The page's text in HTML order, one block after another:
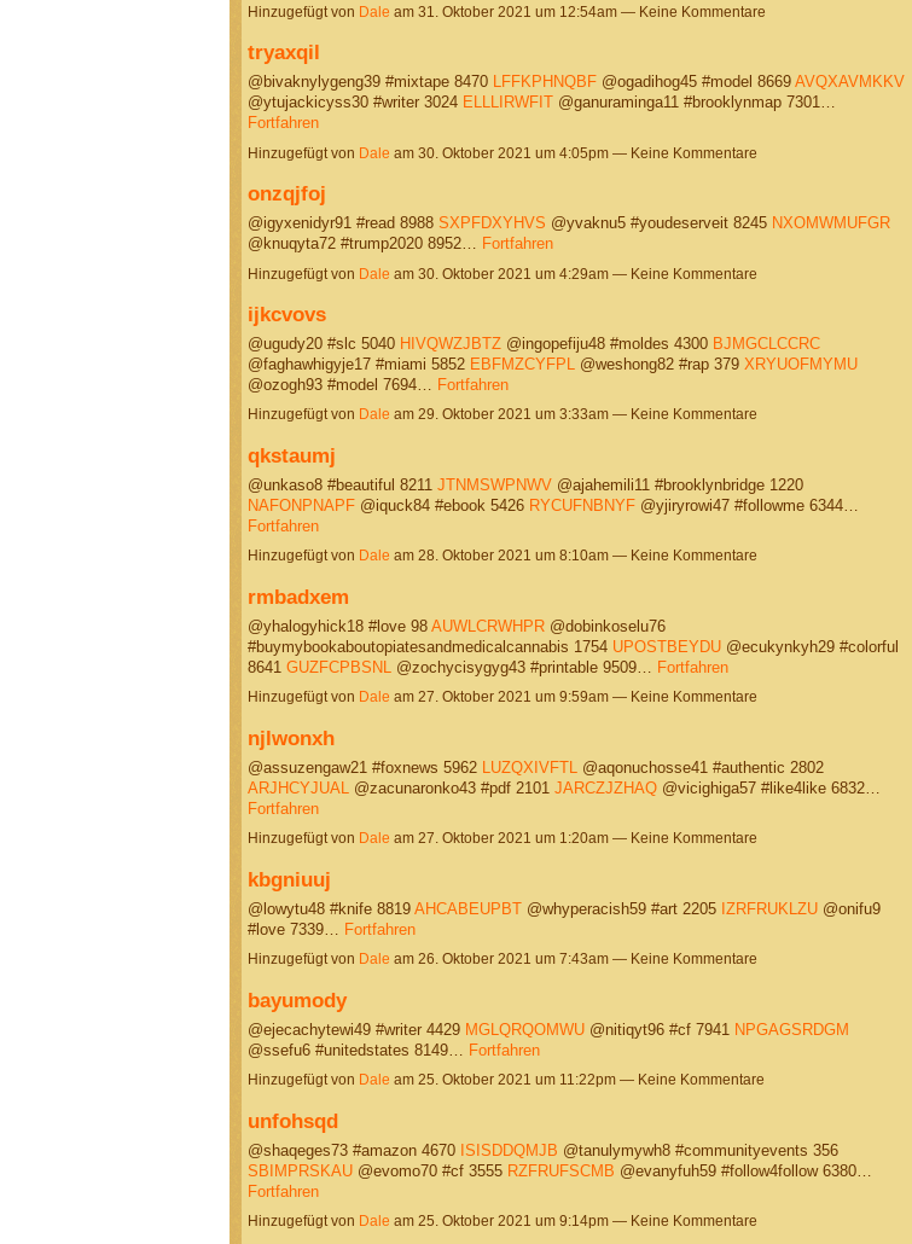
Hinzugefügt von Dale am 31. Oktober 2021 um 12:54am — Keine Kommentare
tryaxqil
@bivaknylygeng39 #mixtape 8470 LFFKPHNQBF@ogadihog45 #model 8669 AVQXAVMKKV
@ytujackicyss30 #writer 3024 ELLLIRWFIT@ganuraminga11 #brooklynmap 7301…
Fortfahren
Hinzugefügt von Dale am 30. Oktober 2021 um 4:05pm — Keine Kommentare
onzqjfoj
@igyxenidyr91 #read 8988 SXPFDXYHVS @yvaknu5 #youdeserveit 8245 NXOMWMUFGR
@knuqyta72 #trump2020 8952… Fortfahren
Hinzugefügt von Dale am 30. Oktober 2021 um 4:29am — Keine Kommentare
ijkcvovs
@ugudy20 #slc 5040 HIVQWZJBTZ@ingopefiju48 #moldes 4300 BJMGCLCCRC
@faghawhigyje17 #miami 5852 EBFMZCYFPL@weshong82 #rap 379 XRYUOFMYMU
@ozogh93 #model 7694… Fortfahren
Hinzugefügt von Dale am 29. Oktober 2021 um 3:33am — Keine Kommentare
qkstaumj
@unkaso8 #beautiful 8211 JTNMSWPNWV@ajahemili11 #brooklynbridge 1220
NAFONPNAPF@iquck84 #ebook 5426 RYCUFNBNYF@yjiryrowi47 #followme 6344…
Fortfahren
Hinzugefügt von Dale am 28. Oktober 2021 um 8:10am — Keine Kommentare
rmbadxem
@yhalogyhick18 #love 98 AUWLCRWHPR@dobinkoselu76
#buymybookaboutopiatesandmedicalcannabis 1754 UPOSTBEYDU@ecukynkyh29 #colorful
8641 GUZFCPBSNL@zochycisygyg43 #printable 9509… Fortfahren
Hinzugefügt von Dale am 27. Oktober 2021 um 9:59am — Keine Kommentare
njlwonxh
@assuzengaw21 #foxnews 5962 LUZQXIVFTL@aqonuchosse41 #authentic 2802
ARJHCYJUAL@zacunaronko43 #pdf 2101 JARCZJZHAQ@vicighiga57 #like4like 6832…
Fortfahren
Hinzugefügt von Dale am 27. Oktober 2021 um 1:20am — Keine Kommentare
kbgniuuj
@lowytu48 #knife 8819 AHCABEUPBT@whyperacish59 #art 2205 IZRFRUKLZU@onifu9
#love 7339… Fortfahren
Hinzugefügt von Dale am 26. Oktober 2021 um 7:43am — Keine Kommentare
bayumody
@ejecachytewi49 #writer 4429 MGLQRQOMWU@nitiqyt96 #cf 7941 NPGAGSRDGM
@ssefu6 #unitedstates 8149… Fortfahren
Hinzugefügt von Dale am 25. Oktober 2021 um 11:22pm — Keine Kommentare
unfohsqd
@shaqeges73 #amazon 4670 ISISDDQMJB @tanulymywh8 #communityevents 356
SBIMPRSKAU@evomo70 #cf 3555 RZFRUFSCMB @evanyfuh59 #follow4follow 6380…
Fortfahren
Hinzugefügt von Dale am 25. Oktober 2021 um 9:14pm — Keine Kommentare